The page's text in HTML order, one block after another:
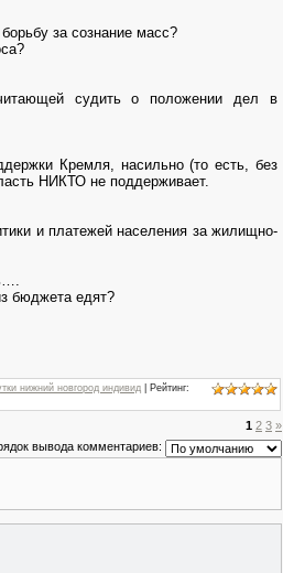
за сознание масс?
судить о положении дел в
Кремля, насильно (то есть, без
НИКТО не поддерживает.
и платежей населения за жилищно-
бюджета едят?
нижний новгород индивид Рейтинг:
1 2 3 »
вывода комментариев: